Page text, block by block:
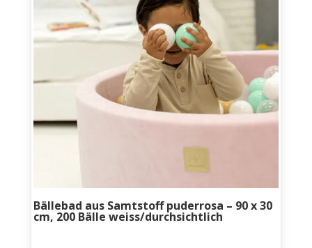
Bällebad aus Samtstoff puderrosa – 90 x 30
cm, 200 Bälle weiss/durchsichtlich